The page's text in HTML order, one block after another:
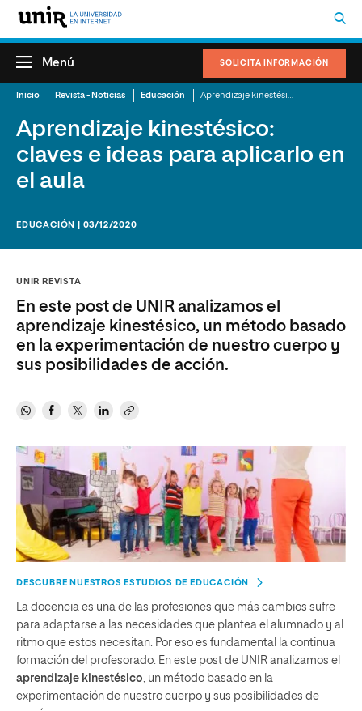
SOLICITA INFORMACIÓN
Menú
Inicio Revista - Noticias Educación
Aprendizaje kinestésico:
claves e ideas para aplicarlo en
el aula
EDUCACIÓN | 03/12/2020
UNIR REVISTA
En este post de UNIR analizamos el
aprendizaje kinestésico, un método basado
en la experimentación de nuestro cuerpo y
sus posibilidades de acción.
DESCUBRE NUESTROS ESTUDIOS DE EDUCACIÓN
La docencia es una de las profesiones que más cambios sufre
para adaptarse a las necesidades que plantea el alumnado y al
ritmo que estos necesitan. Por eso es fundamental la continua
formación del profesorado. En este post de UNIR analizamos el
aprendizaje kinestésico , un método basado en la
experimentación de nuestro cuerpo y sus posibilidades de